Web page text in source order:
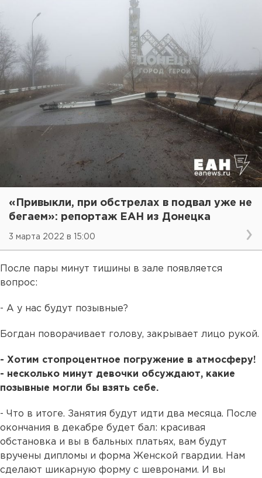
«Привыкли, при обстрелах в подвал уже не
бегаем»: репортаж ЕАН из Донецка
3 марта 2022 в 15:00
После пары минут тишины в зале появляется
вопрос:
- А у нас будут позывные?
Богдан поворачивает голову, закрывает лицо рукой.
- Хотим стопроцентное погружение в атмосферу!
- несколько минут девочки обсуждают, какие
позывные могли бы взять себе.
- Что в итоге. Занятия будут идти два месяца. После
окончания в декабре будет бал: красивая
обстановка и вы в бальных платьях, вам будут
вручены дипломы и форма Женской гвардии. Нам
сделают шикарную форму с шевронами. И вы